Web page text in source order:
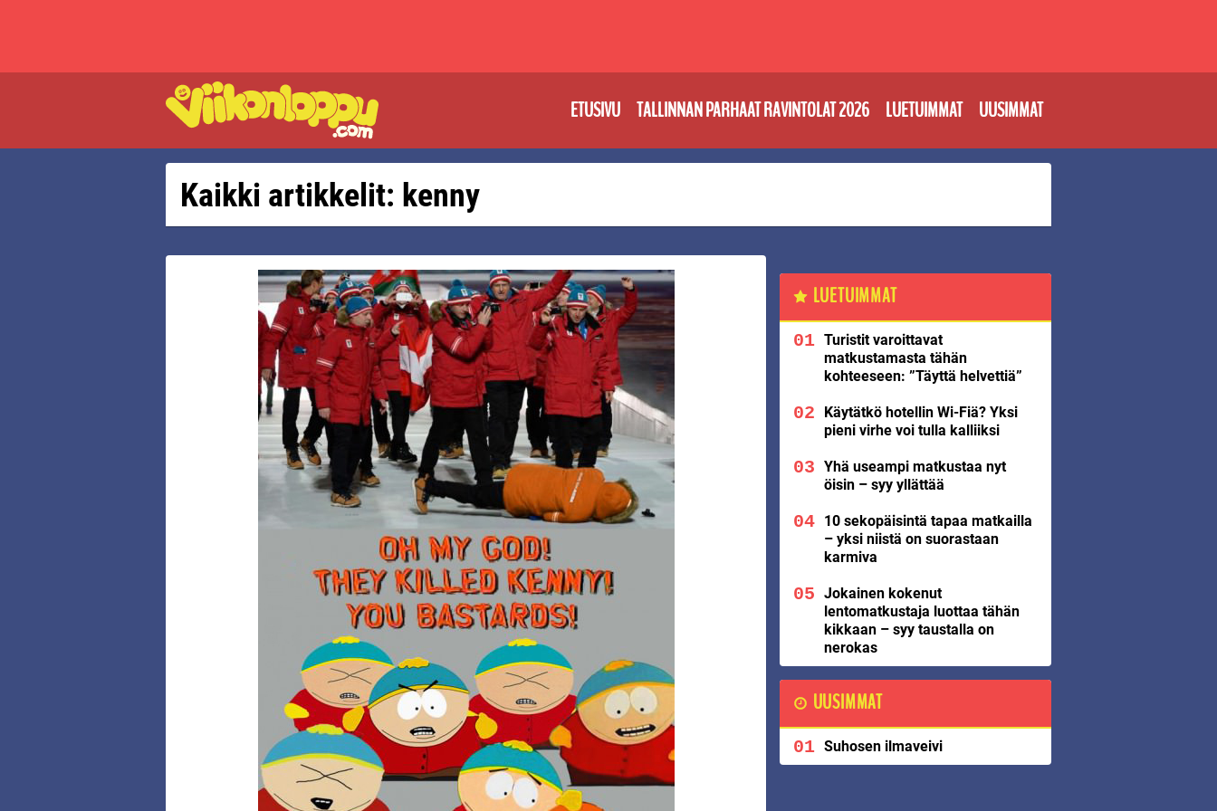
ETUSIVU TALLINNAN PARHAAT RAVINTOLAT 2026 LUETUIMMAT UUSIMMAT
Kaikki artikkelit: kenny
LUETUIMMAT
Turistit varoittavat
matkustamasta tähän
kohteeseen: ”Täyttä helvettiä”
Käytätkö hotellin Wi-Fiä? Yksi
pieni virhe voi tulla kalliiksi
Yhä useampi matkustaa nyt
öisin – syy yllättää
10 sekopäisintä tapaa matkailla
– yksi niistä on suorastaan
karmiva
Jokainen kokenut
lentomatkustaja luottaa tähän
kikkaan – syy taustalla on
nerokas
UUSIMMAT
Suhosen ilmaveivi